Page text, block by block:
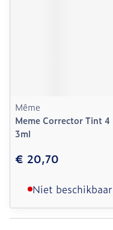
Même
Meme Corrector Tint 4
3ml
€ 20,70
Niet beschikbaar